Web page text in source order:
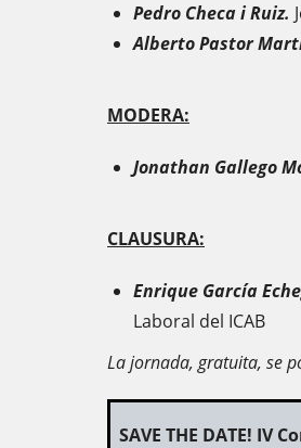
Pedro Checa i Ruiz.
Alberto Pastor
MODERA:
Jonathan Gallego
CLAUSURA:
Enrique García
Laboral del ICAB
La jornada, gratuita, se
SAVE THE DATE! IV